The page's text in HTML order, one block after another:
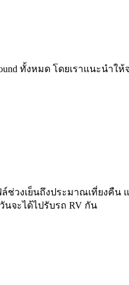
ทั้งหมด โดยเราแนะนำ
ฟล์ช่วงเย็นถึงประมาณเที่ยง
จะได้ไปรับรถ RV กัน